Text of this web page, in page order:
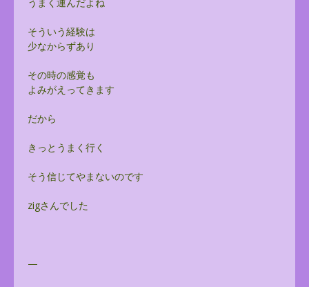
そういう経験は
少なからずあり
その時の感覚も
よみがえってきます
だから
きっとうまく行く
そう信じてやまないのです
zigさんでした
—